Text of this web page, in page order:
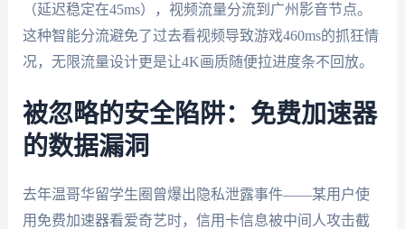
（延迟稳定在45ms），视频流量分流到广州影音节点。
这种智能分流避免了过去看视频导致游戏460ms的抓狂情
况，无限流量设计更是让4K画质随便拉进度条不回放。
被忽略的安全陷阱：免费加速器
的数据漏洞
去年温哥华留学生圈曾爆出隐私泄露事件——某用户使
用免费加速器看爱奇艺时，信用卡信息被中间人攻击截